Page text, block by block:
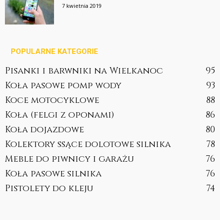
7 kwietnia 2019
POPULARNE KATEGORIE
Pisanki i barwniki na Wielkanoc
95
Koła pasowe pomp wody
93
Koce motocyklowe
88
Koła (felgi z oponami)
86
Koła dojazdowe
80
Kolektory ssące dolotowe silnika
78
Meble do piwnicy i garażu
76
Koła pasowe silnika
76
Pistolety do kleju
74